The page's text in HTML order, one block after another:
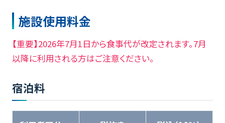
施設使用料金
【重要】2026年7月1日から食事代が改定されます。7月
以降に利用される方はご注意ください。
宿泊料